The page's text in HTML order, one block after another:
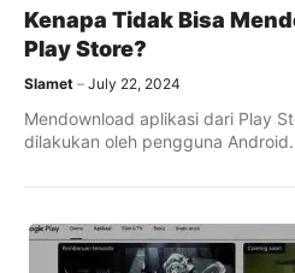
Kenapa Tidak Bisa
Play Store?
Slamet July 22, 2024
Mendownload aplikasi dari Play
dilakukan oleh pengguna